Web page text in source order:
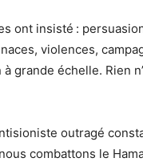
ont insisté :
violences,
grande échelle. Rien
outragé
combattons le